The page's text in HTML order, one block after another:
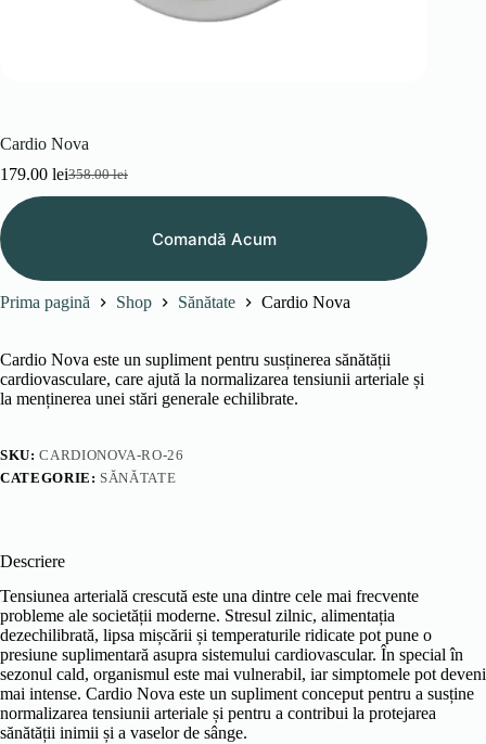
Cardio Nova
358.00lei
Prețul
inițial
179.00 leiPrețul
curent
Comandă Acum
Prima pagină Shop Sănătate Cardio Nova
Cardio Nova este un supliment pentru susținerea sănătății
cardiovasculare, care ajută la normalizarea tensiunii arteriale și
la menținerea unei stări generale echilibrate.
SKU:CARDIONOVA-RO-26
CATEGORIE: SĂNĂTATE
Descriere
Tensiunea arterială crescută este una dintre cele mai frecvente
probleme ale societății moderne. Stresul zilnic, alimentația
dezechilibrată, lipsa mișcării și temperaturile ridicate pot pune o
presiune suplimentară asupra sistemului cardiovascular. În special în
sezonul cald, organismul este mai vulnerabil, iar simptomele pot deveni
mai intense. Cardio Nova este un supliment conceput pentru a susține
normalizarea tensiunii arteriale și pentru a contribui la protejarea
sănătății inimii și a vaselor de sânge.